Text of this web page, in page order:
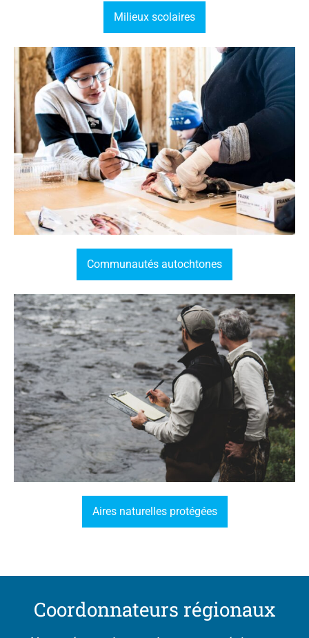
Milieux scolaires
Communautés autochtones
Aires naturelles protégées
Coordonnateurs régionaux